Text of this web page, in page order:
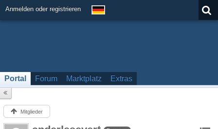
Anmelden oder registrieren
Portal Forum Marktplatz Extras
Mitglieder